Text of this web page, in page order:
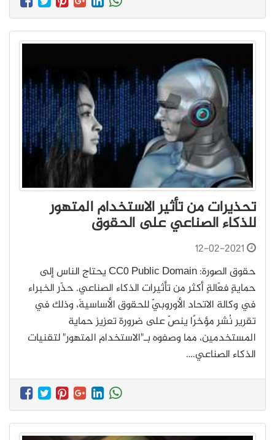
تحذيرات من تأثير الاستخدام المتهور
للذكاء الصناعي على الحقوق
12-02-2021
حقوق الصورة: CC0 Public Domain يحتاج الناس إلى
حمايةٍ فعّالةٍ أكثر من تأثيرات الذكاء الصناعي. حذّر الخبراء
في وكالة الاتحاد الأوروبيّ للحقوق الأساسيةَ، وذلك في
تقرير نُشر مؤخرًا ينصّ على ضرورة تعزيز حماية
المستخدمين، مما وصفوه بـ"الاستخدام المتهور" لتقنيات
الذكاء الصناعي.…